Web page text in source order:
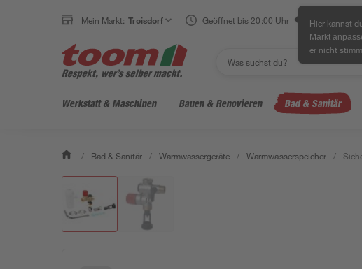
Mein Markt: Troisdorf Geöffnet bis 20:00 Uhr Hier kannst
Markt
er nicht
Werkstatt & Maschinen Bauen & Renovieren Bad & Sanitär
/ Bad & Sanitär / Warmwassergeräte / Warmwasserspeicher /